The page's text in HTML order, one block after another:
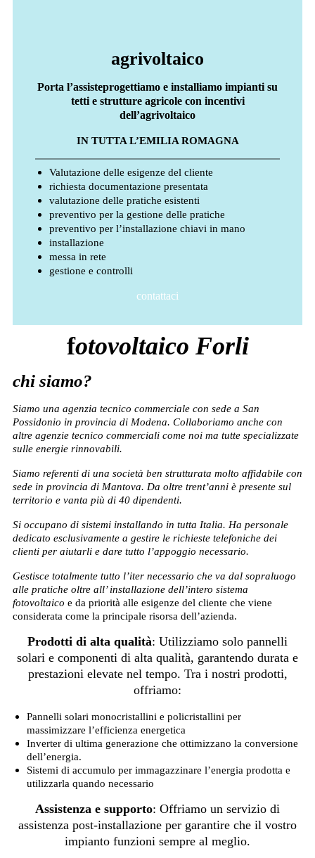
agrivoltaico
Porta l’assisteprogettiamo e installiamo impianti su
tetti e strutture agricole con incentivi
dell’agrivoltaico
IN TUTTA L’EMILIA ROMAGNA
Valutazione delle esigenze del cliente
richiesta documentazione presentata
valutazione delle pratiche esistenti
preventivo per la gestione delle pratiche
preventivo per l’installazione chiavi in mano
installazione
messa in rete
gestione e controlli
contattaci
fotovoltaico Forli
chi siamo?
Siamo una agenzia tecnico commerciale con sede a San
Possidonio in provincia di Modena. Collaboriamo anche con
altre agenzie tecnico commerciali come noi ma tutte specializzate
sulle energie rinnovabili.
Siamo referenti di una società ben strutturata molto affidabile con
sede in provincia di Mantova. Da oltre trent’anni è presente sul
territorio e vanta più di 40 dipendenti.
Si occupano di sistemi installando in tutta Italia. Ha personale
dedicato esclusivamente a gestire le richieste telefoniche dei
clienti per aiutarli e dare tutto l’appoggio necessario.
Gestisce totalmente tutto l’iter necessario che va dal sopraluogo
alle pratiche oltre all’ installazione dell’intero sistema
fotovoltaico e da priorità alle esigenze del cliente che viene
considerata come la principale risorsa dell’azienda.
Prodotti di alta qualità: Utilizziamo solo pannelli
solari e componenti di alta qualità, garantendo durata e
prestazioni elevate nel tempo. Tra i nostri prodotti,
offriamo:
Pannelli solari monocristallini e policristallini per
massimizzare l’efficienza energetica
Inverter di ultima generazione che ottimizzano la conversione
dell’energia.
Sistemi di accumulo per immagazzinare l’energia prodotta e
utilizzarla quando necessario
Assistenza e supporto: Offriamo un servizio di
assistenza post-installazione per garantire che il vostro
impianto funzioni sempre al meglio.